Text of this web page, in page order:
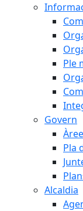
Ple
Govern
Pla
Alcaldia